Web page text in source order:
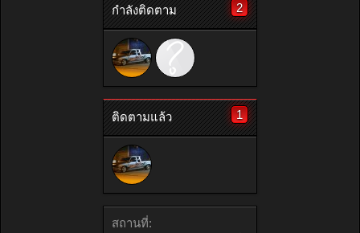
กำลังติดตาม 2
ติดตามแล้ว 1
สถานที่: